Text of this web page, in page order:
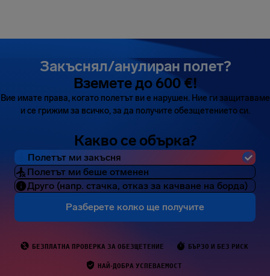
Закъснял/анулиран полет?
Вземете до 600 €!
Вие имате права, когато полетът ви е нарушен. Ние ги защитаваме
и се грижим за всичко, за да получите обезщетението си.
Какво се обърка?
Полетът ми закъсня
Полетът ми беше отменен
Друго (напр. стачка, отказ за качване на борда)
Разберете колко ще получите
БЕЗПЛАТНА ПРОВЕРКА ЗА ОБЕЗЩЕТЕНИЕ БЪРЗО И БЕЗ РИСК
НАЙ-ДОБРА УСПЕВАЕМОСТ